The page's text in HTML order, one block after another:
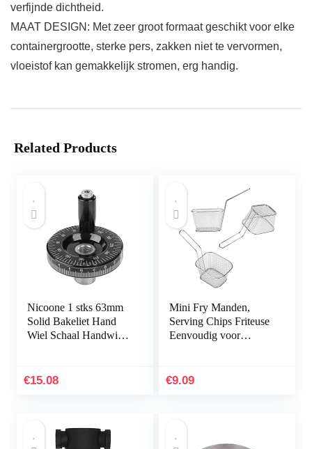
verfijnde dichtheid.
MAAT DESIGN: Met zeer groot formaat geschikt voor elke
containergrootte, sterke pers, zakken niet te vervormen,
vloeistof kan gemakkelijk stromen, erg handig.
Related Products
Nicoone 1 stks 63mm
Solid Bakeliet Hand
Wiel Schaal Handwiel
€15.08
Mini Fry Manden,
Serving Chips Friteuse
Eenvoudig voor
€9.09